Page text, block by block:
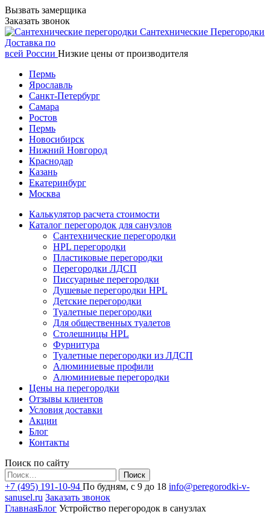
Вызвать замерщика
Заказать звонок
Сантехнические Перегородки
Доставка по
всей России Низкие цены от производителя
Пермь
Ярославль
Санкт-Петербург
Самара
Ростов
Пермь
Новосибирск
Нижний Новгород
Краснодар
Казань
Екатеринбург
Москва
Калькулятор расчета стоимости
Каталог перегородок для санузлов
Сантехнические перегородки
HPL перегородки
Пластиковые перегородки
Перегородки ЛДСП
Писсуарные перегородки
Душевые перегородки HPL
Детские перегородки
Туалетные перегородки
Для общественных туалетов
Столешницы HPL
Фурнитура
Туалетные перегородки из ЛДСП
Алюминиевые профили
Алюминиевые перегородки
Цены на перегородки
Отзывы клиентов
Условия доставки
Акции
Блог
Контакты
Поиск по сайту
Найти:
+7 (495) 191-10-94 По будням, с 9 до 18 info@peregorodki-v-
sanusel.ru Заказать звонок
ГлавнаяБлог Устройство перегородок в санузлах